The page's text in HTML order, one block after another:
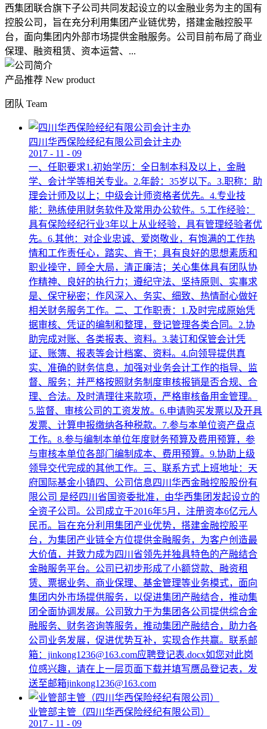
西集团联合旗下子公司共同发起设立的以金融业务为主的国有
控股公司，旨在充分利用集团产业链优势，搭建金融控股平
台，面向集团内外部市场提供金融服务。公司目前布局了商业
保理、融资租赁、资本运营、...
产品推荐 New product
团队 Team
四川华西保险经纪有限公司会计主办
2017 - 11 - 09
一、任职要求1.初始学历：全日制本科及以上，金融
学、会计学等相关专业。2.年龄：35岁以下。3.职称：助
理会计师及以上；中级会计师资格者优先。4.专业技
能：熟练使用财务软件及常用办公软件。5.工作经验：
具有保险经纪行业3年以上从业经验，具有管理经验者优
先。6.其他：对企业忠诚、爱岗敬业，有饱满的工作热
情和工作责任心，踏实、肯干；具有良好的思想素质和
职业操守，顾全大局，清正廉洁；关心集体具有团队协
作精神、良好的执行力；遵纪守法、坚持原则、实事求
是、保守秘密；作风深入、务实、细致、热情耐心做好
相关财务服务工作。二、工作职责：1.及时完成原始凭
据审核、凭证的编制和整理，登记管理各类合同。2.协
助完成对账、各类报表、资料。3.装订和保管会计凭
证、账簿、报表等会计档案、资料。4.向领导提供真
实、准确的财务信息，加强对业务会计工作的指导、监
督、服务；并严格按照财务制度审核报销是否合规、合
理、合法。及时清理往来款项，严格审核备用金管理。
5.监督、审核公司的工资发放。6.申请购买发票以及开具
发票、计算申报缴纳各种税款。7.参与本单位资产盘点
工作。8.参与编制本单位年度财务预算及费用预算，参
与审核本单位各部门编制成本、费用预算。9.协助上级
领导交代完成的其他工作。三、联系方式上班地址：天
府国际基金小镇四、公司信息四川华西金融控股股份有
限公司 是经四川省国资委批准，由华西集团发起设立的
全资子公司。公司成立于2016年5月，注册资本6亿元人
民币。旨在充分利用集团产业优势，搭建金融控股平
台，为集团产业链全方位提供金融服务，为客户创造最
大价值，并致力成为四川省领先并独具特色的产融结合
金融服务平台。公司已初步形成了小额贷款、融资租
赁、票据业务、商业保理、基金管理等业务模式，面向
集团内外市场提供服务，以促进集团产融结合，推动集
团全面协调发展。公司致力于为集团各公司提供综合金
融服务、财务咨询等服务，推动集团产融结合，助力各
公司业务发展，促进优势互补，实现合作共赢。联系邮
箱：jinkong1236@163.com应聘登记表.docx如您对此岗
位感兴趣，请在上一层页面下载并填写赝品登记表，发
送至邮箱jinkong1236@163.com
业管部主管（四川华西保险经纪有限公司）
2017 - 11 - 09